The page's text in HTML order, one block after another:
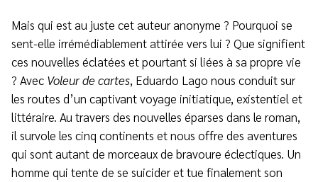
Mais qui est au juste cet auteur anonyme ? Pourquoi se
sent-elle irrémédiablement attirée vers lui ? Que signifient
ces nouvelles éclatées et pourtant si liées à sa propre vie
? Avec Voleur de cartes, Eduardo Lago nous conduit sur
les routes d’un captivant voyage initiatique, existentiel et
littéraire. Au travers des nouvelles éparses dans le roman,
il survole les cinq continents et nous offre des aventures
qui sont autant de morceaux de bravoure éclectiques. Un
homme qui tente de se suicider et tue finalement son